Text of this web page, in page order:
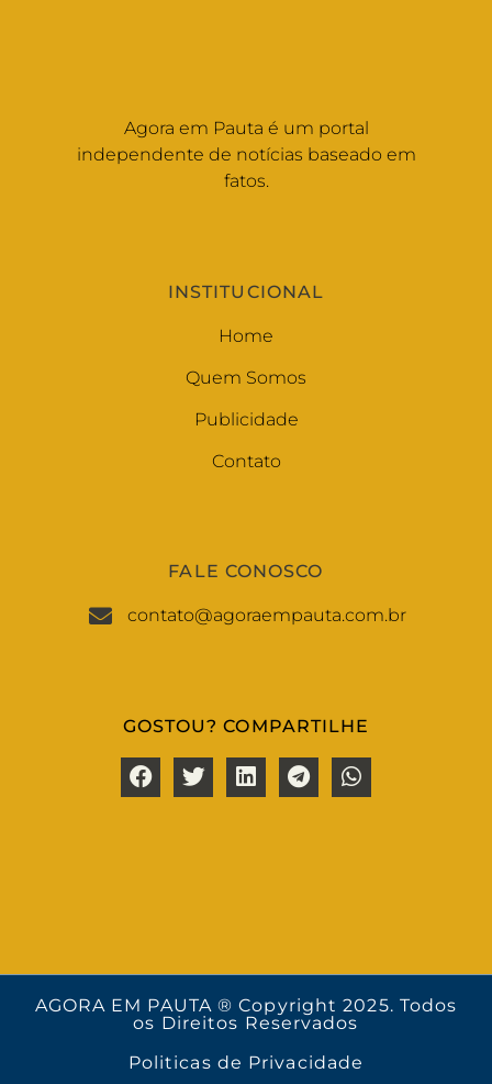
Agora em Pauta é um portal
independente de notícias baseado em
fatos.
INSTITUCIONAL
Home
Quem Somos
Publicidade
Contato
FALE CONOSCO
contato@agoraempauta.com.br
GOSTOU? COMPARTILHE
AGORA EM PAUTA ® Copyright 2025. Todos
os Direitos Reservados
Politicas de Privacidade